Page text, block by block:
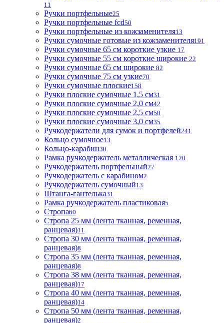
11
Ручки портфельные25
Ручки портфельные fcd50
Ручки портфельные из кожзаменителя13
Ручки сумочные готовые из кожзаменителя191
Ручки сумочные 65 см короткие узкие 17
Ручки сумочные 55 см короткие широкие 22
Ручки сумочные 65 см широкие 82
Ручки сумочные 75 см узкие70
Ручки сумочные плоские158
Ручки плоские сумочные 1,5 см31
Ручки плоские сумочные 2,0 см42
Ручки плоские сумочные 2,5 см50
Ручки плоские сумочные 3,0 см35
Ручкодержатели для сумок и портфелей241
Кольцо сумочное13
Кольцо-карабин30
Рамка ручкодержатель металлическая 120
Ручкодержатель портфельный27
Ручкодержатель с карабином2
Ручкодержатель сумочный13
Штанга-гантелька31
Рамка ручкодержатель пластиковая5
Стропа60
Стропа 25 мм (лента тканная, ременная,
ранцевая)11
Стропа 30 мм (лента тканная, ременная,
ранцевая)8
Стропа 35 мм (лента тканная, ременная,
ранцевая)8
Стропа 38 мм (лента тканная, ременная,
ранцевая)17
Стропа 40 мм (лента тканная, ременная,
ранцевая)14
Стропа 50 мм (лента тканная, ременная,
ранцевая)2